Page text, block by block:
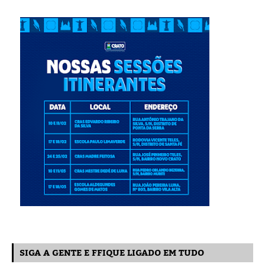
SIGA A GENTE E FFIQUE LIGADO EM TUDO